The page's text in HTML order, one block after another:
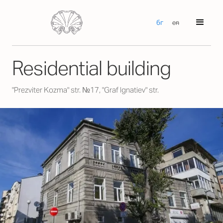
бг en
Residential building
"Prezviter Kozma" str. №17, "Graf Ignatiev" str.